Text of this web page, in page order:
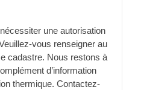
une autorisation
vous renseigner au
cadastre. Nous restons à
d’information
thermique. Contactez-